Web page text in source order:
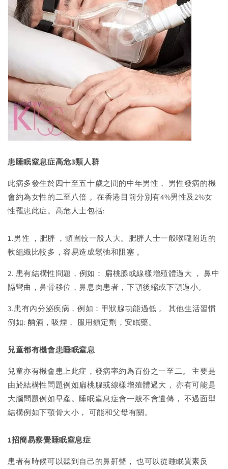
患睡眠窒息症高危3類人群
此病多發生於四十至五十歲之間的中年男性， 男性發病的機
會約為女性的二至八倍 。在香港目前分別有4%男性及2%女
性罹患此症。高危人士包括:
1.男性 ，肥胖 ，頸圍較一般人大。肥胖人士一般喉嚨附近的
軟組織比較多，容易造成鬆弛和阻塞 。
2. 患有結構性問題，例如： 扁桃腺或線樣增殖體過大 ， 鼻中
隔彎曲，鼻骨移位，鼻息肉患者，下顎後縮或下顎過小。
3.患有內分泌疾病，例如：甲狀腺功能過低 。 其他生活習慣
例如: 酗酒，吸煙， 服用鎮定劑，安眠藥。
兒童都有機會患睡眠窒息
兒童亦有機會患上此症，發病率約為百份之一至二。 主要是
由於結構性問題例如扁桃腺或線樣增殖體過大， 亦有可能是
大腦問題例如早產。睡眠窒息症會一般不會遺傳， 不過面型
結構例如下顎骨大小， 可能和父母有關。
1招簡易察覺睡眠窒息症
患者有時候可以聽到自己的鼻鼾聲， 也可以從睡眠質素反